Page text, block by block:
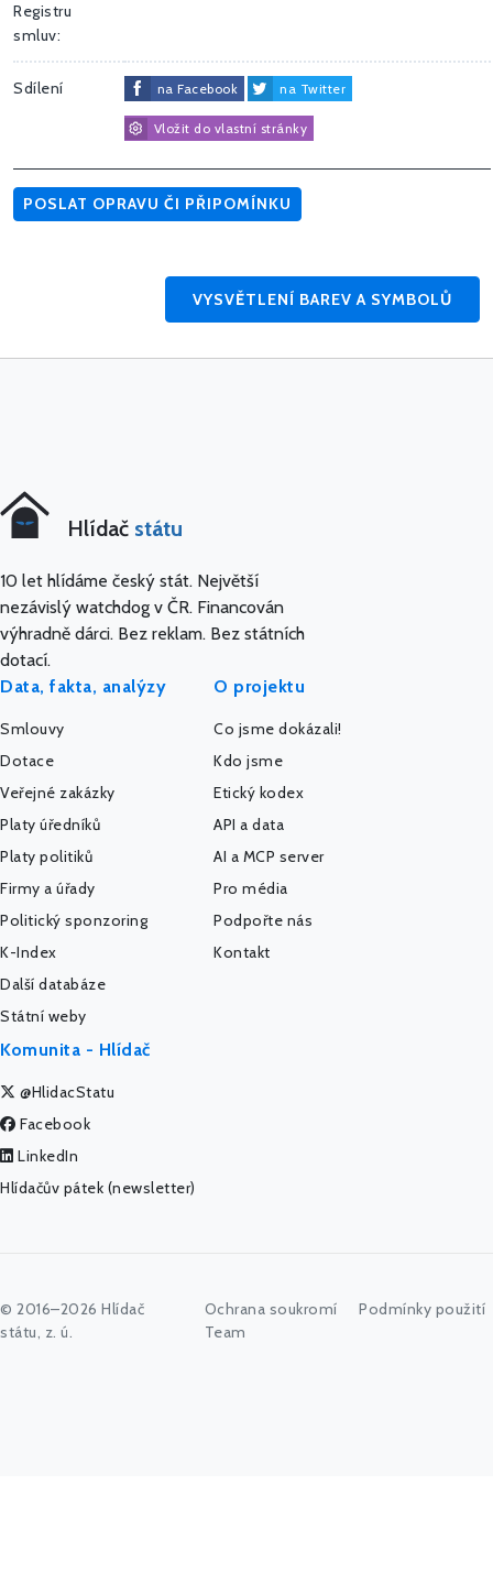
Registru
smluv:
Sdílení na Facebook na Twitter
Vložit do vlastní stránky
POSLAT OPRAVU ČI PŘIPOMÍNKU
VYSVĚTLENÍ BAREV A SYMBOLŮ
Hlídač státu
10 let hlídáme český stát. Největší
nezávislý watchdog v ČR. Financován
výhradně dárci. Bez reklam. Bez státních
dotací.
Data, fakta, analýzy
Smlouvy
Dotace
Veřejné zakázky
Platy úředníků
Platy politiků
Firmy a úřady
Politický sponzoring
K-Index
Další databáze
Státní weby
O projektu
Co jsme dokázali!
Kdo jsme
Etický kodex
API a data
AI a MCP server
Pro média
Podpořte nás
Kontakt
Komunita - Hlídač
@HlidacStatu
Facebook
LinkedIn
Hlídačův pátek (newsletter)
© 2016–2026 Hlídač
státu, z. ú.
Ochrana soukromí
Podmínky použití
Team